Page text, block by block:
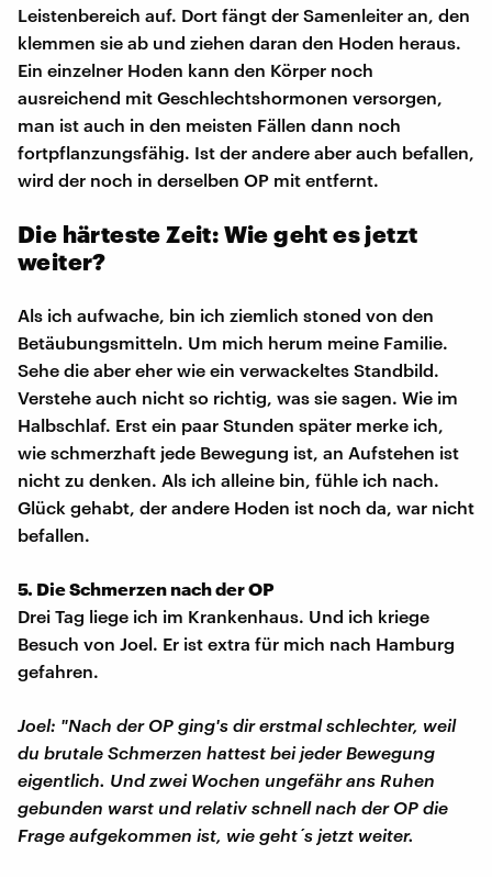
Leistenbereich auf. Dort fängt der Samenleiter an, den
klemmen sie ab und ziehen daran den Hoden heraus.
Ein einzelner Hoden kann den Körper noch
ausreichend mit Geschlechtshormonen versorgen,
man ist auch in den meisten Fällen dann noch
fortpflanzungsfähig. Ist der andere aber auch befallen,
wird der noch in derselben OP mit entfernt.
Die härteste Zeit: Wie geht es jetzt
weiter?
Als ich aufwache, bin ich ziemlich stoned von den
Betäubungsmitteln. Um mich herum meine Familie.
Sehe die aber eher wie ein verwackeltes Standbild.
Verstehe auch nicht so richtig, was sie sagen. Wie im
Halbschlaf. Erst ein paar Stunden später merke ich,
wie schmerzhaft jede Bewegung ist, an Aufstehen ist
nicht zu denken. Als ich alleine bin, fühle ich nach.
Glück gehabt, der andere Hoden ist noch da, war nicht
befallen.
5. Die Schmerzen nach der OP
Drei Tag liege ich im Krankenhaus. Und ich kriege
Besuch von Joel. Er ist extra für mich nach Hamburg
gefahren.
Joel: "Nach der OP ging's dir erstmal schlechter, weil
du brutale Schmerzen hattest bei jeder Bewegung
eigentlich. Und zwei Wochen ungefähr ans Ruhen
gebunden warst und relativ schnell nach der OP die
Frage aufgekommen ist, wie geht´s jetzt weiter.